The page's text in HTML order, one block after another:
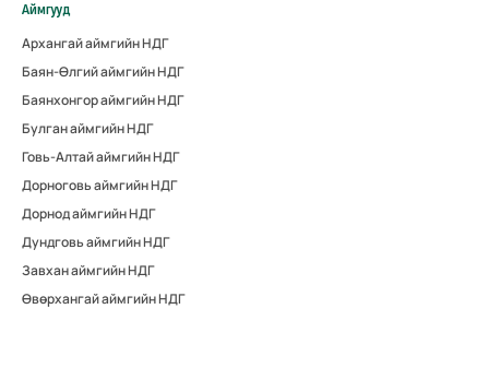
Аймгууд
Архангай аймгийн НДГ
Баян-Өлгий аймгийн НДГ
Баянхонгор аймгийн НДГ
Булган аймгийн НДГ
Говь-Алтай аймгийн НДГ
Дорноговь аймгийн НДГ
Дорнод аймгийн НДГ
Дундговь аймгийн НДГ
Завхан аймгийн НДГ
Өвөрхангай аймгийн НДГ